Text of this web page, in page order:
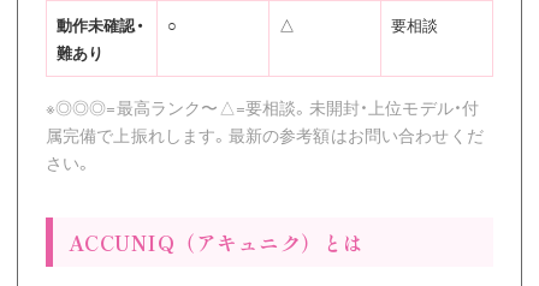
動作未確認・
難あり
○ △ 要相談
※◎◎◎=最高ランク〜△=要相談。未開封・上位モデル・付
属完備で上振れします。最新の参考額はお問い合わせくだ
さい。
ACCUNIQ（アキュニク）とは